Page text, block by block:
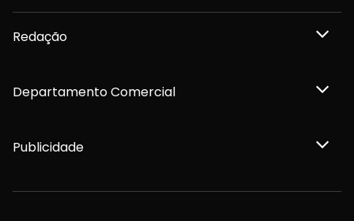
Redação
Departamento Comercial
Publicidade